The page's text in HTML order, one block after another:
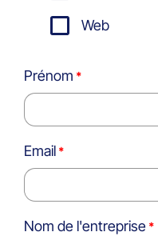
Web
Prénom
Email
Nom de l'entreprise